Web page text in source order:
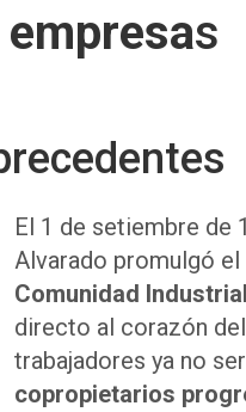
s
El 1 de setiembre de
Alvarado promulgó el
Comunidad
directo al corazón
trabajadores ya no
copropietarios